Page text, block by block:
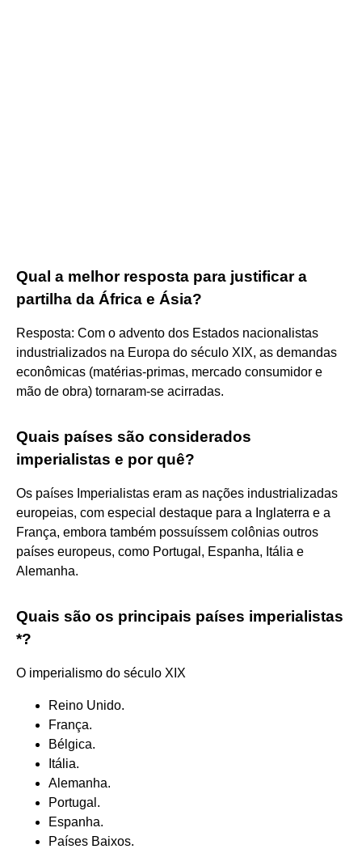
Qual a melhor resposta para justificar a
partilha da África e Ásia?
Resposta: Com o advento dos Estados nacionalistas
industrializados na Europa do século XIX, as demandas
econômicas (matérias-primas, mercado consumidor e
mão de obra) tornaram-se acirradas.
Quais países são considerados
imperialistas e por quê?
Os países Imperialistas eram as nações industrializadas
europeias, com especial destaque para a Inglaterra e a
França, embora também possuíssem colônias outros
países europeus, como Portugal, Espanha, Itália e
Alemanha.
Quais são os principais países imperialistas
*?
O imperialismo do século XIX
Reino Unido.
França.
Bélgica.
Itália.
Alemanha.
Portugal.
Espanha.
Países Baixos.